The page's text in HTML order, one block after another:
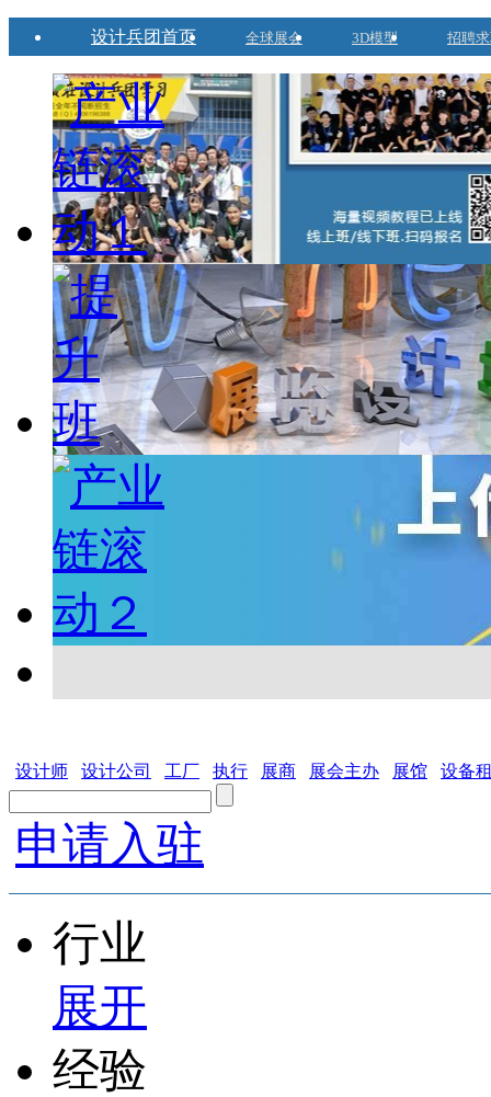
设计兵团首页 全球展会 3D模型 招聘
设计师 设计公司 工厂 执行 展商 展会主办 展馆 设备
申请入驻
行业
展开
经验